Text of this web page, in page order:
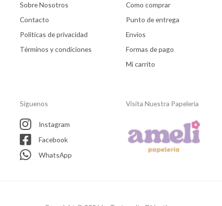
Sobre Nosotros
Contacto
Politicas de privacidad
Términos y condiciones
Como comprar
Punto de entrega
Envios
Formas de pago
Mi carrito
Síguenos
Instagram
Facebook
WhatsApp
Visita Nuestra Papeleria